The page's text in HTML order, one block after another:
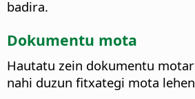
badira.
Dokumentu mota
Hautatu zein dokumentu
nahi duzun fitxategi mota